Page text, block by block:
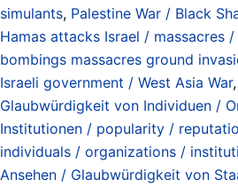
simulants, Palestine War / Black
Hamas attacks Israel / massacres
bombings massacres ground
Israeli government / West Asia War,
Glaubwürdigkeit von Individuen /
Institutionen / popularity /
individuals / organizations /
Ansehen / Glaubwürdigkeit von